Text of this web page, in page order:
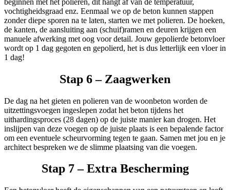
vochtigheidsgraad enz. Eenmaal we op de beton kunnen stappen
zonder diepe sporen na te laten, starten we met polieren. De hoeken,
de kanten, de aansluiting aan (schuif)ramen en deuren krijgen een
manuele afwerking met oog voor detail. Jouw gepolierde betonvloer
wordt op 1 dag gegoten en gepolierd, het is dus letterlijk een vloer in
1 dag!
Stap 6 – Zaagwerken
De dag na het gieten en polieren van de woonbeton worden de
uitzettingsvoegen ingeslepen zodat het beton tijdens het
uithardingsproces (28 dagen) op de juiste manier kan drogen. Het
inslijpen van deze voegen op de juiste plaats is een bepalende factor
om een eventuele scheurvorming tegen te gaan. Samen met jou en je
architect bespreken we de slimme plaatsing van die voegen.
Stap 7 – Extra Bescherming